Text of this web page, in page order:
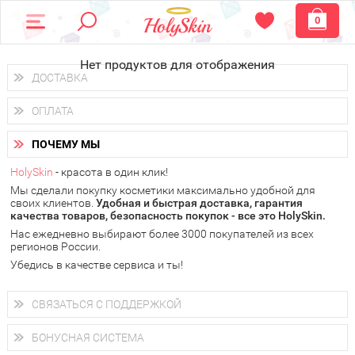
0
Нет продуктов для отображения
ДОСТАВКА
Доставка осуществляетсяпо всем городам России.
Вы можете выбрать доставку курьером, Почтой России или
получить заказ в пунктах выдачи PickPoint или пункте
самовывоза.
В 20 городах России доставка осуществляется ужена
следующий день.
у Вас всегда есть возможность получитьбесплатную
доставку от HolySkin.
подробнее об условиях доставки и оплаты в Вашем городе
ОПЛАТА
Вы можете оплатить свой заказ любым удобным способом:
наличными деньгами (
через интернет-банк (Альфа-банк, Сбербанк) и другими
электронными способами.
ПОЧЕМУ МЫ
HolySkin - красота в один клик!
Мы сделали покупку косметики максимально удобной для
своих клиентов. Удобная и быстрая доставка, гарантия
качества товаров, безопасность покупок - все это HolySkin.
Нас ежедневно выбирают более 3000 покупателей из всех
регионов России.
Убедись в качестве сервиса и ты!
СВЯЗАТЬСЯ С ПОДДЕРЖКОЙ
+7 (800) 707-24-55
Мы будем рады ответить на все Ваши вопросы по работе
магазина, проконсультировать по товарам, рассказать о
БОНУСНАЯ СИСТЕМА